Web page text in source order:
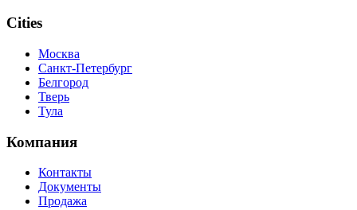
Cities
Москва
Санкт-Петербург
Белгород
Тверь
Тула
Компания
Контакты
Документы
Продажа